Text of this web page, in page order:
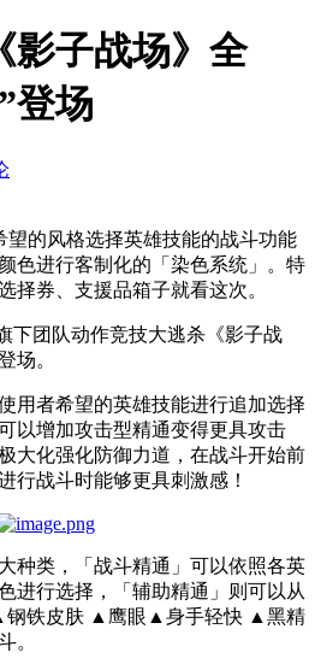
影子战场》全
登场
望的风格选择英雄技能的战斗功能
色进行客制化的「染色系统」。特
择券、支援品箱子就看这次。
下团队动作竞技大逃杀《影子战
场。
用者希望的英雄技能进行追加选择
以增加攻击型精通变得更具攻击
大化强化防御力道，在战斗开始前
行战斗时能够更具刺激感！
种类，「战斗精通」可以依照各英
进行选择，「辅助精通」则可以从
铁皮肤 ▲鹰眼▲身手轻快 ▲黑精
。